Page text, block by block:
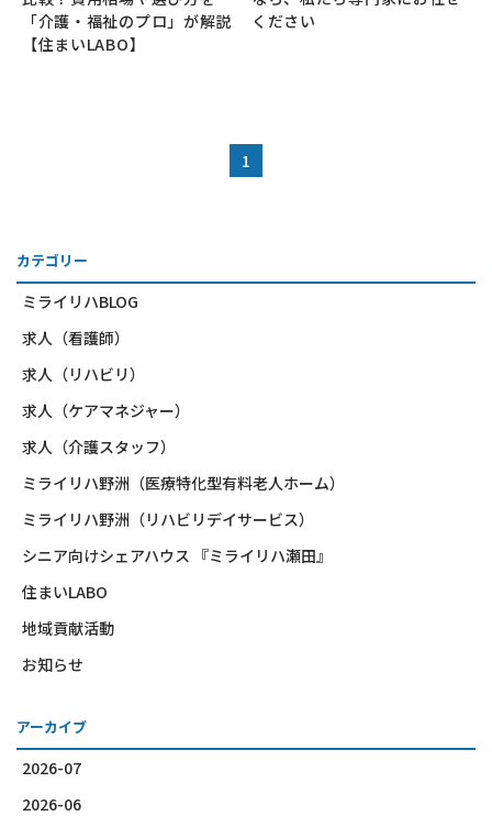
「介護・福祉のプロ」が解説
【住まいLABO】
ください
1
カテゴリー
ミライリハBLOG
求人（看護師）
求人（リハビリ）
求人（ケアマネジャー）
求人（介護スタッフ）
ミライリハ野洲（医療特化型有料老人ホーム）
ミライリハ野洲（リハビリデイサービス）
シニア向けシェアハウス 『ミライリハ瀬田』
住まいLABO
地域貢献活動
お知らせ
アーカイブ
2026-07
2026-06